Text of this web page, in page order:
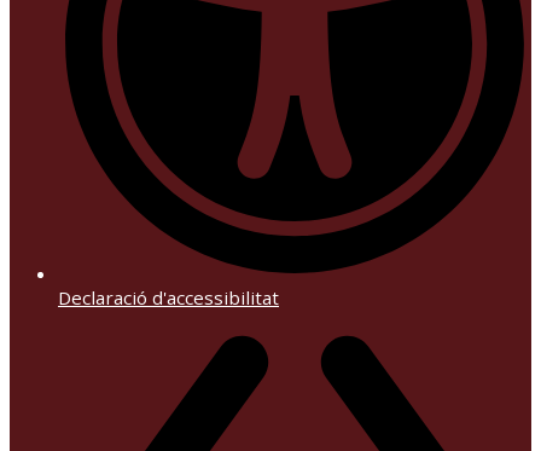
Declaració d'accessibilitat